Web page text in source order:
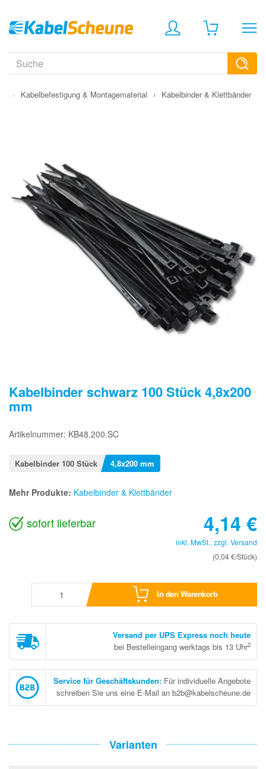
› Kabelbefestigung & Montagematerial › Kabelbinder & Klettbänder
Kabelbinder schwarz 100 Stück 4,8x200
mm
Artikelnummer: KB48.200.SC
Kabelbinder 100 Stück 4,8x200 mm
Mehr Produkte: Kabelbinder & Klettbänder
sofort lieferbar 4,14 €
inkl. MwSt., zzgl. Versand
(0,04 €/Stück)
In den Warenkorb
Versand per UPS Express noch heute
bei Bestelleingang werktags bis 13 Uhr2
Service für Geschäftskunden: Für individuelle Angebote
schreiben Sie uns eine E-Mail an b2b@kabelscheune.de
Varianten